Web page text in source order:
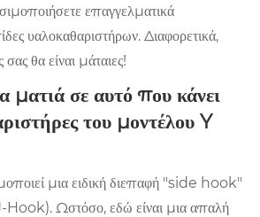
επαγγελματικά
υαλοκαθαριστήρων. Διαφορετικά,
θα είναι μάταιες!
ματιά σε αυτό που κάνει
του μοντέλου Y
μια ειδική διεπαφή "side hook"
Hook). Ωστόσο, εδώ είναι μια απαλή